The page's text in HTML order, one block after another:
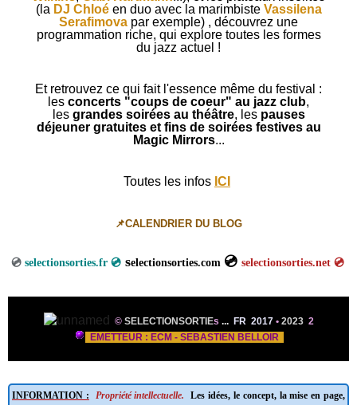
(la DJ Chloé en duo avec la marimbiste Vassilena
Serafimova par exemple) , découvrez une
programmation riche, qui explore toutes les formes
du jazz actuel !
Et retrouvez ce qui fait l'essence même du festival :
les concerts "coups de coeur" au jazz club,
les grandes soirées au théâtre, les pauses
déjeuner gratuites et fins de soirées festives au
Magic Mirrors...
Toutes les infos ICI
📌CALENDRIER DU BLOG
💿selectionsorties.fr 💿 selectionsorties.com💿selectionsorties.net 💿
© SELECTIONSORTIEs ... FR 2017 • 2023 2
EMETTEUR : ECM - SEBASTIEN BELLOIR
INFORMATION : Propriété intellectuelle.
Les idées, le concept, la mise en page,